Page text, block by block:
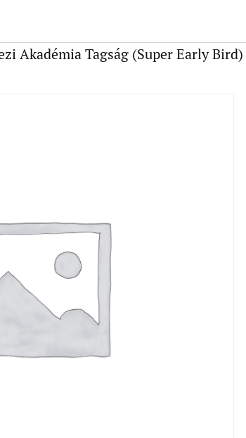
Akadémia Tagság (Super Early Bird)